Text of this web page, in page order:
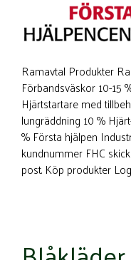
Ramavtal Produkter
Förbandsväskor 10-15
Hjärtstartare med
lungräddning 10 %
% Första hjälpen
kundnummer FHC
post. Köp produkter